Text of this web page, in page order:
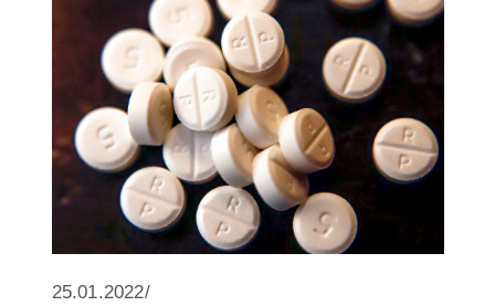
25.01.2022/